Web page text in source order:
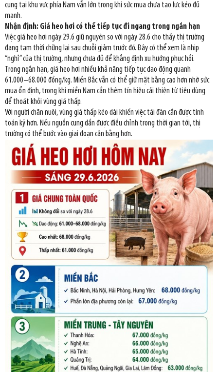
cung tại khu vực phía Nam vẫn lớn trong khi sức mua chưa tạo lực kéo đủ
mạnh.
Nhận định: Giá heo hơi có thể tiếp tục đi ngang trong ngắn hạn
Việc giá heo hơi ngày 29.6 giữ nguyên so với ngày 28.6 cho thấy thị trường
đang tạm thời chững lại sau chuỗi giảm trước đó. Đây có thể xem là nhịp
“nghỉ” của thị trường, nhưng chưa đủ để khẳng định xu hướng phục hồi.
Trong ngắn hạn, giá heo hơi nhiều khả năng tiếp tục dao động quanh
61.000–68.000 đồng/kg. Miền Bắc vẫn có thể giữ mặt bằng cao hơn nhờ sức
mua ổn định, trong khi miền Nam cần thêm tín hiệu cải thiện từ tiêu dùng
để thoát khỏi vùng giá thấp.
Với người chăn nuôi, vùng giá thấp kéo dài khiến việc tái đàn cần được tính
toán kỹ hơn. Nếu nguồn cung dần được điều chỉnh trong thời gian tới, thị
trường có thể bước vào giai đoạn cân bằng hơn.